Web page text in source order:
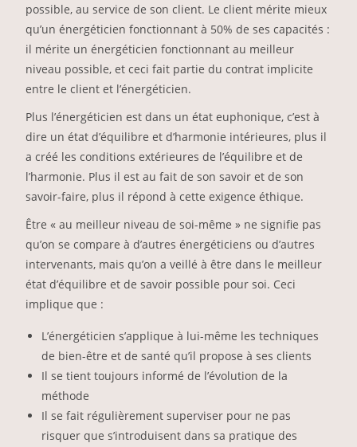
possible, au service de son client. Le client mérite mieux
qu’un énergéticien fonctionnant à 50% de ses capacités :
il mérite un énergéticien fonctionnant au meilleur
niveau possible, et ceci fait partie du contrat implicite
entre le client et l’énergéticien.
Plus l’énergéticien est dans un état euphonique, c’est à
dire un état d’équilibre et d’harmonie intérieures, plus il
a créé les conditions extérieures de l’équilibre et de
l’harmonie. Plus il est au fait de son savoir et de son
savoir-faire, plus il répond à cette exigence éthique.
Être « au meilleur niveau de soi-même » ne signifie pas
qu’on se compare à d’autres énergéticiens ou d’autres
intervenants, mais qu’on a veillé à être dans le meilleur
état d’équilibre et de savoir possible pour soi. Ceci
implique que :
L’énergéticien s’applique à lui-même les techniques
de bien-être et de santé qu’il propose à ses clients
Il se tient toujours informé de l’évolution de la
méthode
Il se fait régulièrement superviser pour ne pas
risquer que s’introduisent dans sa pratique des